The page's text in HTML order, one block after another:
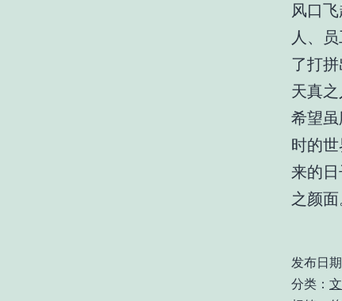
风口
人、
了打
天真之
希望
时的
来的
之颜面
发布日期
分类：